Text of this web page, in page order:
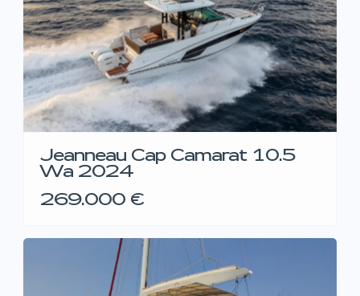
Jeanneau Cap Camarat 10.5
Wa 2024
269.000 €